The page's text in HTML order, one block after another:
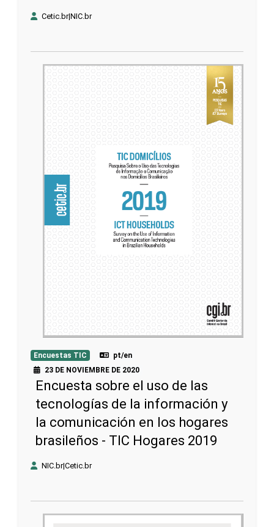
Cetic.br|NIC.br
Encuestas TIC
pt/en
23 DE NOVIEMBRE DE 2020
Encuesta sobre el uso de las
tecnologías de la información y
la comunicación en los hogares
brasileños - TIC Hogares 2019
NIC.br|Cetic.br